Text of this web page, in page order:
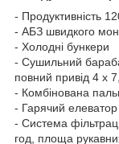
- Продуктивність
- АБЗ швидкого
- Холодні бункери
- Сушильний
повний привід 4 х
- Комбінована
- Гарячий
- Система
год, площа